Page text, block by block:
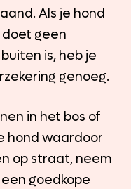
Als je hond
doet geen
is, heb je
genoeg.
in het bos of
hond waardoor
op straat, neem
goedkope